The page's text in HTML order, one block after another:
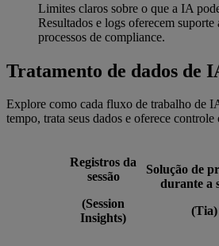
Limites claros sobre o que a IA
Resultados e logs oferecem suporte
processos de compliance.
Tratamento de dados de
Explore como cada fluxo de trabalho de
tempo, trata seus dados e oferece controle
Registros da
sessão
(Session
Insights)
Solução de
durante a
(Tia)